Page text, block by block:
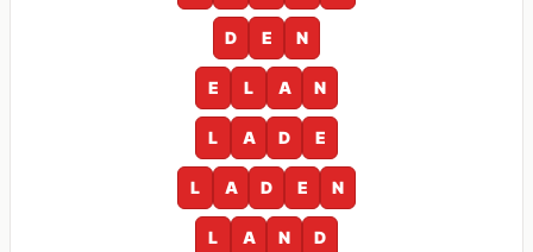
D E N
E L A N
L A D E
L A D E N
L A N D